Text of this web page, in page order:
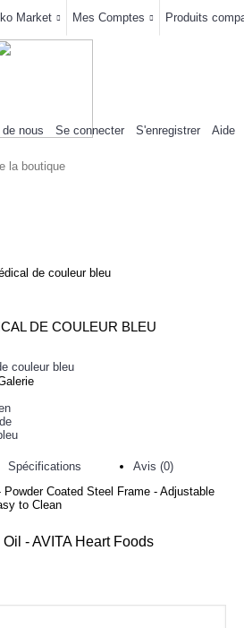
Market Mes Comptes Produits
nous Se connecter S'enregistrer Aide
de couleur bleu
DE COULEUR BLEU
Spécifications
Avis (0)
Powder Coated Steel Frame - Adjustable
to Clean
- AVITA Heart Foods